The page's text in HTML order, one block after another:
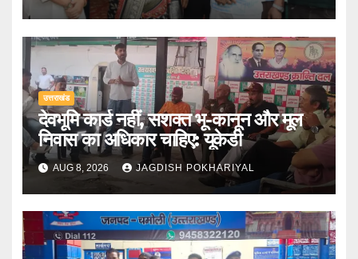
उत्तराखंड
देवभूमि कार्ड नहीं, सशक्त भू-कानून और मूल
निवास का अधिकार चाहिए: यूकेडी
AUG 8, 2026 JAGDISH POKHARIYAL